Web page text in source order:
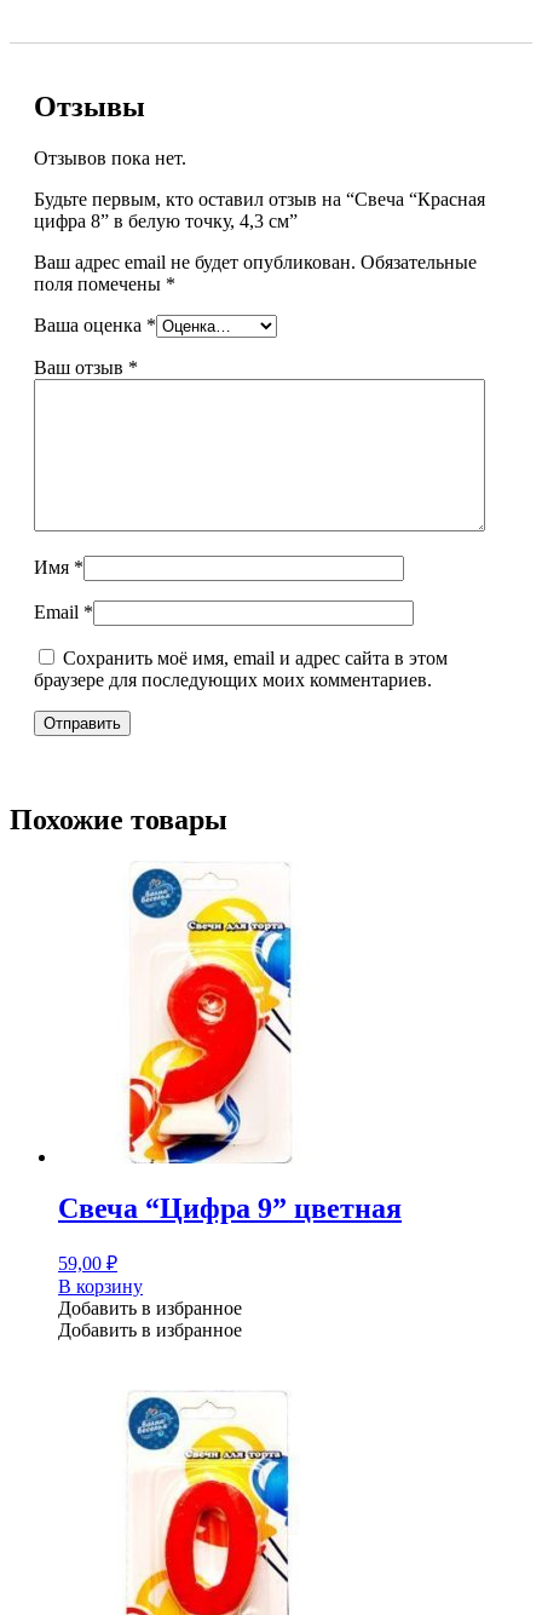
Отзывы
Отзывов пока нет.
Будьте первым, кто оставил отзыв на “Свеча “Красная
цифра 8” в белую точку, 4,3 см”
Ваш адрес email не будет опубликован. Обязательные
поля помечены *
Ваша оценка *
Ваш отзыв *
Имя *
Email *
Сохранить моё имя, email и адрес сайта в этом
браузере для последующих моих комментариев.
Похожие товары
Свеча “Цифра 9” цветная
59,00 ₽
В корзину
Добавить в избранное
Добавить в избранное